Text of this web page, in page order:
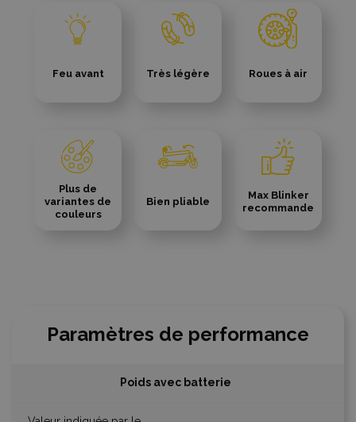
Feu avant Très légère Roues à air
Plus de
variantes de
couleurs
Bien pliable
Max Blinker
recommande
Paramètres de performance
Poids avec batterie